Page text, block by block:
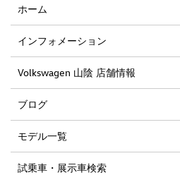
ホーム
インフォメーション
Volkswagen 山陰 店舗情報
ブログ
モデル一覧
試乗車・展示車検索